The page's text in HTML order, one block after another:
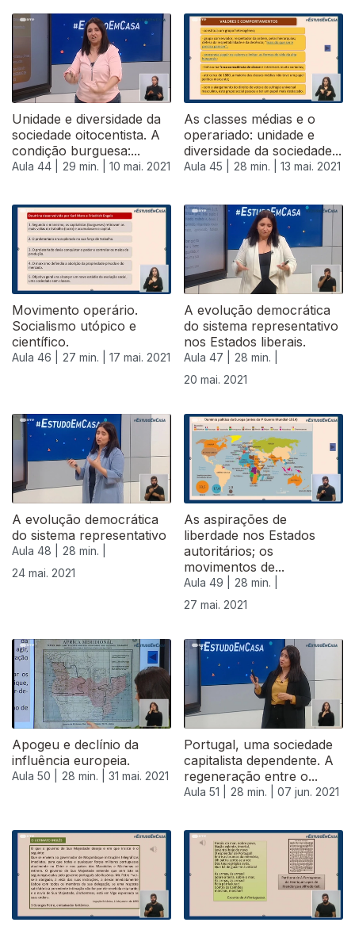
Unidade e diversidade da
sociedade oitocentista. A
condição burguesa:...
Aula 44 | 29 min. | 10 mai. 2021
As classes médias e o
operariado: unidade e
diversidade da sociedade...
Aula 45 | 28 min. | 13 mai. 2021
543445
Movimento operário.
Socialismo utópico e
científico.
Aula 46 | 27 min. | 17 mai. 2021
A evolução democrática
do sistema representativo
nos Estados liberais.
Aula 47 |
28 min. |
20 mai. 2021
A evolução democrática
do sistema representativo
Aula 48 |
28 min. |
24 mai. 2021
As aspirações de
liberdade nos Estados
autoritários; os
movimentos de...
Aula 49 |
28 min. |
27 mai. 2021
Apogeu e declínio da
influência europeia.
Aula 50 | 28 min. | 31 mai. 2021
Portugal, uma sociedade
capitalista dependente. A
regeneração entre o...
Aula 51 | 28 min. | 07 jun. 2021